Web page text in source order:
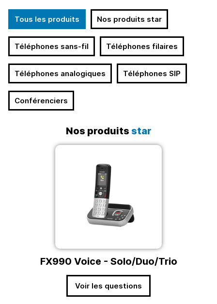
Tous les produits Nos produits star
Téléphones sans-fil Téléphones filaires
Téléphones analogiques Téléphones SIP
Conférenciers
Nos produits star
FX990 Voice - Solo/Duo/Trio
Voir les questions